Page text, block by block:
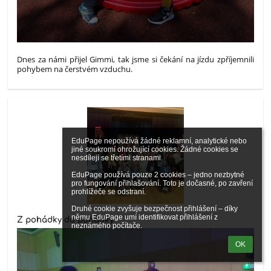
EduPage nepoužívá žádné reklamní, analytické nebo
jiné soukromí ohrožující cookies. Žádné cookies se
nesdílejí se třetími stranami.
EduPage používá pouze 2 cookies – jedno nezbytné
pro fungování přihlašování. Toto je dočasné, po zavření
prohlížeče se odstraní.
Druhé cookie zvyšuje bezpečnost přihlášení – díky
němu EduPage umí identifikovat přihlášení z
neznámého počítače.
OK
Dnes za námi přijel Gimmi, tak jsme si čekání na jízdu zpříjemnili
pohybem na čerstvém vzduchu.
Z pohádky do pohádky